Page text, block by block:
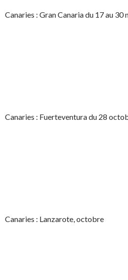
Canaries : Gran Canaria du 17 au 30
Canaries : Fuerteventura du 28
Canaries : Lanzarote, octobre